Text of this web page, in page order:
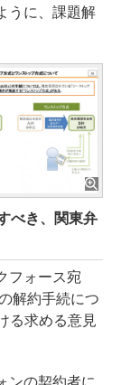
うに、課題解
べき、関東弁
フォース宛
解約手続につ
る求める意見